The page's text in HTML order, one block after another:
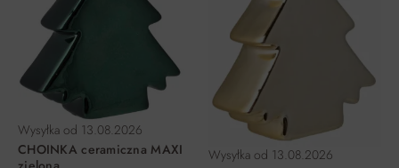
Wysyłka od 13.08.2026
CHOINKA ceramiczna MAXI
Wysyłka od 13.08.2026